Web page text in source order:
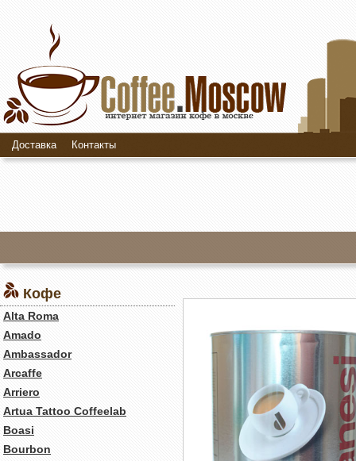
Доставка Контакты
Кофе
Alta Roma
Amado
Ambassador
Arcaffe
Arriero
Artua Tattoo Coffeelab
Boasi
Bourbon